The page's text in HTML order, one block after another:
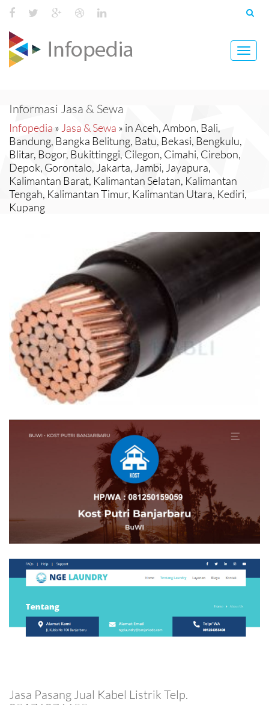
Toggle
Informasi Jasa & Sewa
Infopedia » Jasa & Sewa » in Aceh, Ambon, Bali,
Bandung, Bangka Belitung, Batu, Bekasi, Bengkulu,
Blitar, Bogor, Bukittinggi, Cilegon, Cimahi, Cirebon,
Depok, Gorontalo, Jakarta, Jambi, Jayapura,
Kalimantan Barat, Kalimantan Selatan, Kalimantan
Tengah, Kalimantan Timur, Kalimantan Utara, Kediri,
Kupang
Jasa Pasang Jual Kabel Listrik Telp.